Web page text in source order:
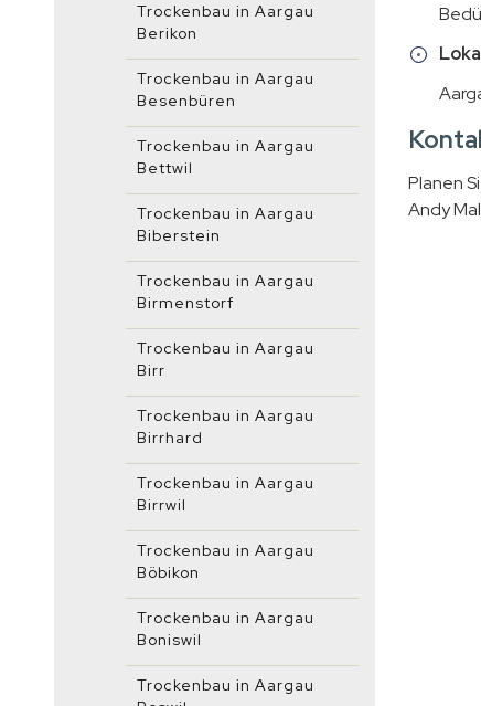
Planen
Andy
Trockenbau in Aargau
Berikon
Trockenbau in Aargau
Besenbüren
Trockenbau in Aargau
Bettwil
Trockenbau in Aargau
Biberstein
Trockenbau in Aargau
Birmenstorf
Trockenbau in Aargau
Birr
Trockenbau in Aargau
Birrhard
Trockenbau in Aargau
Birrwil
Trockenbau in Aargau
Böbikon
Trockenbau in Aargau
Boniswil
Trockenbau in Aargau